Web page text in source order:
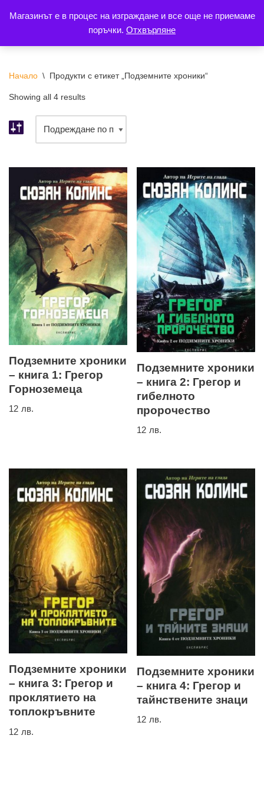
Магазинът е в процес на изграждане и все още не приемаме
поръчки. Отхвърляне
към
Начало \ Продукти с етикет „Подземните хроники“
Showing all 4 results
Подземните хроники
– книга 1: Грегор
Горноземеца
12 лв.
Подземните хроники
– книга 2: Грегор и
гибелното
пророчество
12 лв.
Подземните хроники
– книга 3: Грегор и
проклятието на
топлокръвните
12 лв.
Подземните хроники
– книга 4: Грегор и
тайнствените знаци
12 лв.